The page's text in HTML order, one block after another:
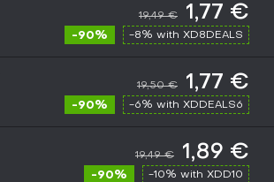
19,49 € 1,77 €
-90% -8% with XD8DEALS
19,50 € 1,77 €
-90% -6% with XDDEALS6
19,49 € 1,89 €
-90% -10% with XDD10